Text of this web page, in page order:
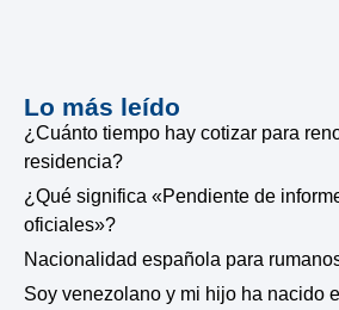
Lo más leído
¿Cuánto tiempo hay cotizar para
residencia?
¿Qué significa «Pendiente de
oficiales»?
Nacionalidad española para
Soy venezolano y mi hijo ha nacido